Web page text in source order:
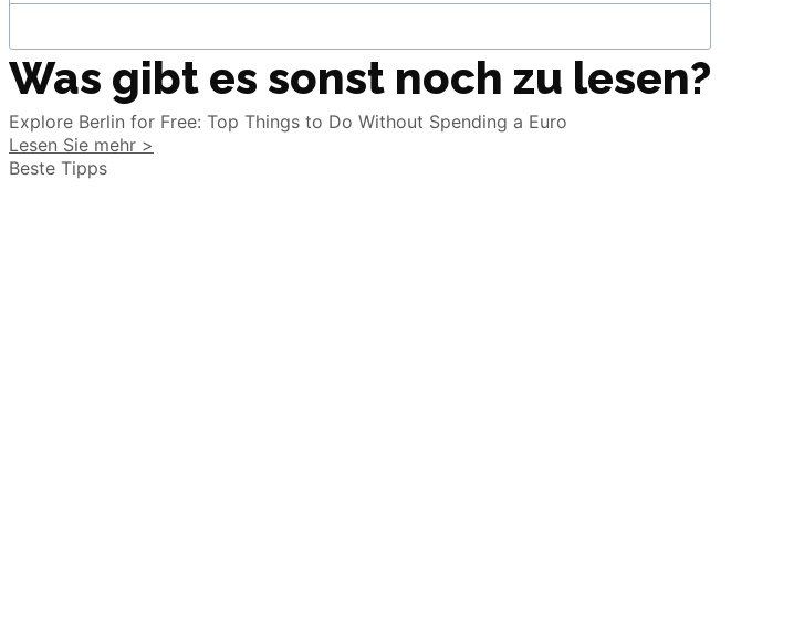
Was gibt es sonst noch zu lesen?
Explore Berlin for Free: Top Things to Do Without Spending a Euro
Lesen Sie mehr >
Beste Tipps